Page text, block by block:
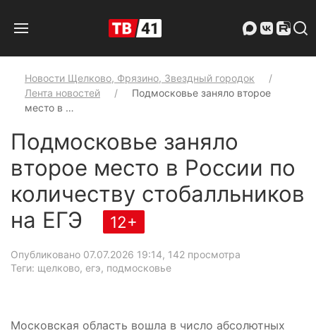
Новости Щелково, Фрязино, Звездный городок
Лента новостей
Подмосковье заняло второе
место в …
Подмосковье заняло
второе место в России по
количеству стобалльников
на ЕГЭ
12+
Опубликовано 07.07.2026 19:14, 142 просмотра
Теги: щелково, егэ, подмосковье
Московская область вошла в число абсолютных